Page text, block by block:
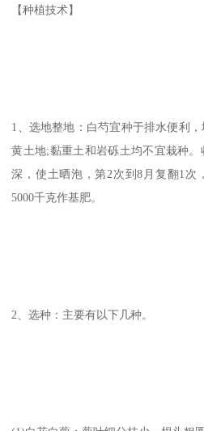
【种植技术】
1、选地整地：白芍宜种于排水便利
黄土地;黏重土和岩砾土均不宜栽种
深，使土晒泡，第2次到8月复翻1次
5000千克作基肥。
2、选种：主要有以下几种。